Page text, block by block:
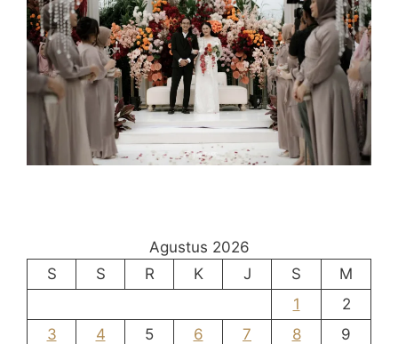
Agustus 2026
S
S R K J S
M
1
2
3
4 5 6 7 8
9